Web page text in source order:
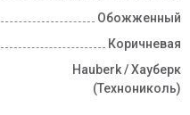
Обожженный
Коричневая
Hauberk / Хауберк
(Технониколь)